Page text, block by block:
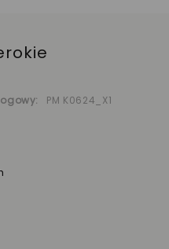
PM K0624_X1